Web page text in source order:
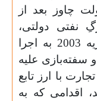
چاوز بعد از
نفتی دولتی،
کنترل حرکتِ سرمایه را در فوریه 2003 به اجرا
سفته‌بازی علیه
با ارز تابع
اقدامی که به